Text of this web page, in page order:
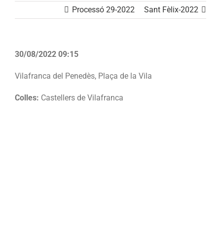
Processó 29-2022 Sant Fèlix-2022
30/08/2022 09:15
Vilafranca del Penedès, Plaça de la Vila
Colles: Castellers de Vilafranca